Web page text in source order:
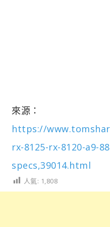
來源：
https://
rx-8125-rx-8120-a9-
specs,39014.html
人氣: 1,808